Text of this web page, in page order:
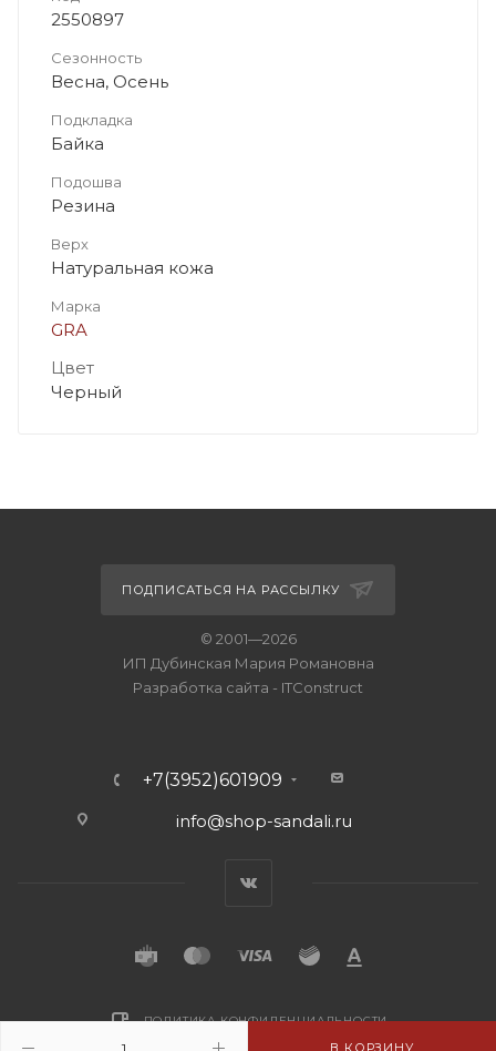
В КОРЗИНУ
2550897
Сезонность
Весна, Осень
Подкладка
Байка
Подошва
Резина
Верх
Натуральная кожа
Марка
GRA
Цвет
Черный
ПОДПИСАТЬСЯ НА РАССЫЛКУ
© 2001—2026
ИП Дубинская Мария Романовна
Разработка сайта - ITConstruct
+7(3952)601909
info@shop-sandali.ru
ПОЛИТИКА КОНФИДЕНЦИАЛЬНОСТИ